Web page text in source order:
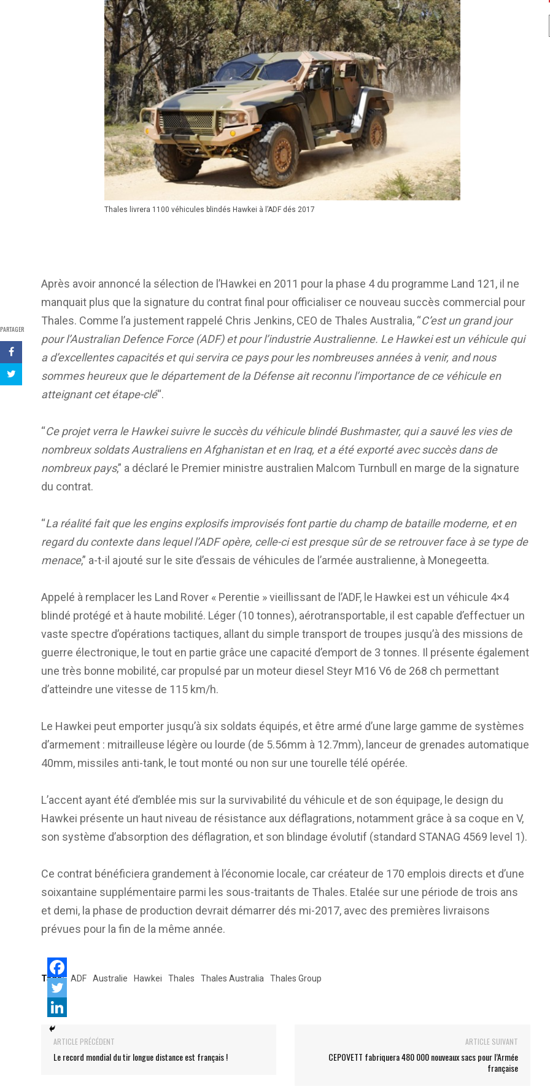
PARTAGER
Thales livrera 1100 véhicules blindés Hawkei à l’ADF dés 2017
Après avoir annoncé la sélection de l’Hawkei en 2011 pour la phase 4 du programme Land 121, il ne
manquait plus que la signature du contrat final pour officialiser ce nouveau succès commercial pour
Thales. Comme l’a justement rappelé Chris Jenkins, CEO de Thales Australia, “C’est un grand jour
pour l’Australian Defence Force (ADF) et pour l’industrie Australienne. Le Hawkei est un véhicule qui
a d’excellentes capacités et qui servira ce pays pour les nombreuses années à venir, and nous
sommes heureux que le département de la Défense ait reconnu l’importance de ce véhicule en
atteignant cet étape-clé“.
“Ce projet verra le Hawkei suivre le succès du véhicule blindé Bushmaster, qui a sauvé les vies de
nombreux soldats Australiens en Afghanistan et en Iraq, et a été exporté avec succès dans de
nombreux pays,” a déclaré le Premier ministre australien Malcom Turnbull en marge de la signature
du contrat.
“La réalité fait que les engins explosifs improvisés font partie du champ de bataille moderne, et en
regard du contexte dans lequel l’ADF opère, celle-ci est presque sûr de se retrouver face à se type de
menace,” a-t-il ajouté sur le site d’essais de véhicules de l’armée australienne, à Monegeetta.
Appelé à remplacer les Land Rover « Perentie » vieillissant de l’ADF, le Hawkei est un véhicule 4×4
blindé protégé et à haute mobilité. Léger (10 tonnes), aérotransportable, il est capable d’effectuer un
vaste spectre d’opérations tactiques, allant du simple transport de troupes jusqu’à des missions de
guerre électronique, le tout en partie grâce une capacité d’emport de 3 tonnes. Il présente également
une très bonne mobilité, car propulsé par un moteur diesel Steyr M16 V6 de 268 ch permettant
d’atteindre une vitesse de 115 km/h.
Le Hawkei peut emporter jusqu’à six soldats équipés, et être armé d’une large gamme de systèmes
d’armement : mitrailleuse légère ou lourde (de 5.56mm à 12.7mm), lanceur de grenades automatique
40mm, missiles anti-tank, le tout monté ou non sur une tourelle télé opérée.
L’accent ayant été d’emblée mis sur la survivabilité du véhicule et de son équipage, le design du
Hawkei présente un haut niveau de résistance aux déflagrations, notamment grâce à sa coque en V,
son système d’absorption des déflagration, et son blindage évolutif (standard STANAG 4569 level 1).
Ce contrat bénéficiera grandement à l’économie locale, car créateur de 170 emplois directs et d’une
soixantaine supplémentaire parmi les sous-traitants de Thales. Etalée sur une période de trois ans
et demi, la phase de production devrait démarrer dés mi-2017, avec des premières livraisons
prévues pour la fin de la même année.
Tags: ADF Australie Hawkei Thales Thales Australia Thales Group
ARTICLE PRÉCÉDENT
Le record mondial du tir longue distance est français !
ARTICLE SUIVANT
CEPOVETT fabriquera 480 000 nouveaux sacs pour l’Armée
française